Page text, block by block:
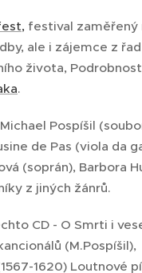
festival zaměřený
ale i zájemce z
života,
.
Pospíšil
de Pas (viola da
(soprán), Barbora
z jiných žánrů.
CD - O Smrti i
1620) Loutnové